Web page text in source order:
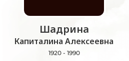
Шадрина
Капиталина Алексеевна
1920 - 1990